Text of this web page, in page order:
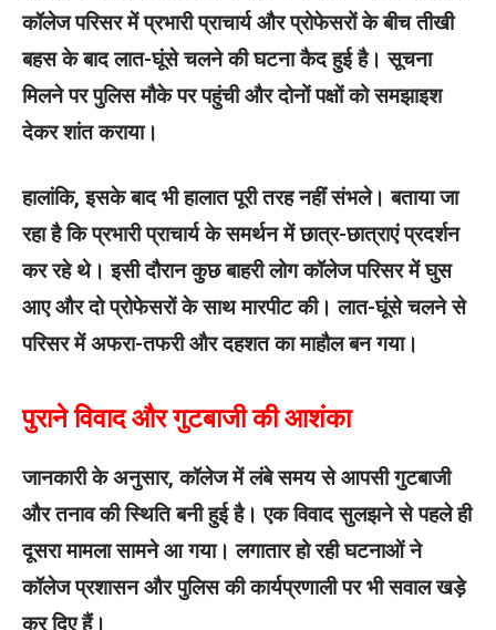
कॉलेज परिसर में प्रभारी प्राचार्य और प्रोफेसरों के बीच तीखी
बहस के बाद लात-घूंसे चलने की घटना कैद हुई है। सूचना
मिलने पर पुलिस मौके पर पहुंची और दोनों पक्षों को समझाइश
देकर शांत कराया।
हालांकि, इसके बाद भी हालात पूरी तरह नहीं संभले। बताया जा
रहा है कि प्रभारी प्राचार्य के समर्थन में छात्र-छात्राएं प्रदर्शन
कर रहे थे। इसी दौरान कुछ बाहरी लोग कॉलेज परिसर में घुस
आए और दो प्रोफेसरों के साथ मारपीट की। लात-घूंसे चलने से
परिसर में अफरा-तफरी और दहशत का माहौल बन गया।
पुराने विवाद और गुटबाजी की आशंका
जानकारी के अनुसार, कॉलेज में लंबे समय से आपसी गुटबाजी
और तनाव की स्थिति बनी हुई है। एक विवाद सुलझने से पहले ही
दूसरा मामला सामने आ गया। लगातार हो रही घटनाओं ने
कॉलेज प्रशासन और पुलिस की कार्यप्रणाली पर भी सवाल खड़े
कर दिए हैं।